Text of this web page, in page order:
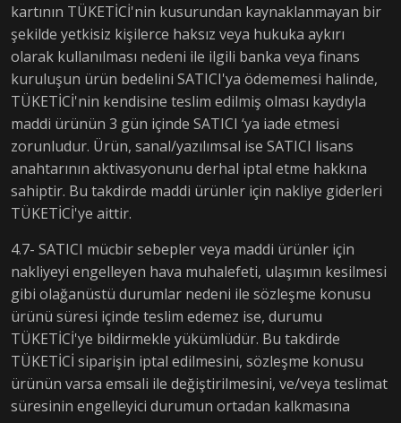
kartının TÜKETİCİ'nin kusurundan kaynaklanmayan bir
şekilde yetkisiz kişilerce haksız veya hukuka aykırı
olarak kullanılması nedeni ile ilgili banka veya finans
kuruluşun ürün bedelini SATICI'ya ödememesi halinde,
TÜKETİCİ'nin kendisine teslim edilmiş olması kaydıyla
maddi ürünün 3 gün içinde SATICI ‘ya iade etmesi
zorunludur. Ürün, sanal/yazılımsal ise SATICI lisans
anahtarının aktivasyonunu derhal iptal etme hakkına
sahiptir. Bu takdirde maddi ürünler için nakliye giderleri
TÜKETİCİ'ye aittir.
4.7- SATICI mücbir sebepler veya maddi ürünler için
nakliyeyi engelleyen hava muhalefeti, ulaşımın kesilmesi
gibi olağanüstü durumlar nedeni ile sözleşme konusu
ürünü süresi içinde teslim edemez ise, durumu
TÜKETİCİ'ye bildirmekle yükümlüdür. Bu takdirde
TÜKETİCİ siparişin iptal edilmesini, sözleşme konusu
ürünün varsa emsali ile değiştirilmesini, ve/veya teslimat
süresinin engelleyici durumun ortadan kalkmasına